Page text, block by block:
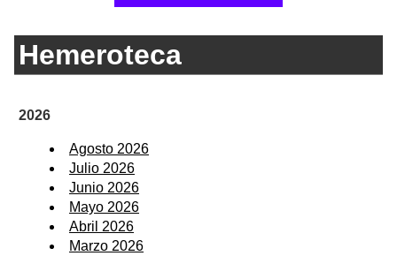
Hemeroteca
2026
Agosto 2026
Julio 2026
Junio 2026
Mayo 2026
Abril 2026
Marzo 2026